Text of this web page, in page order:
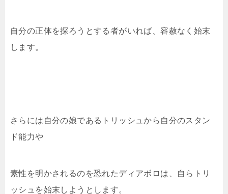
自分の正体を探ろうとする者がいれば、容赦なく始末
します。
さらには自分の娘であるトリッシュから自分のスタン
ド能力や
素性を明かされるのを恐れたディアボロは、自らトリ
ッシュを始末しようとします。